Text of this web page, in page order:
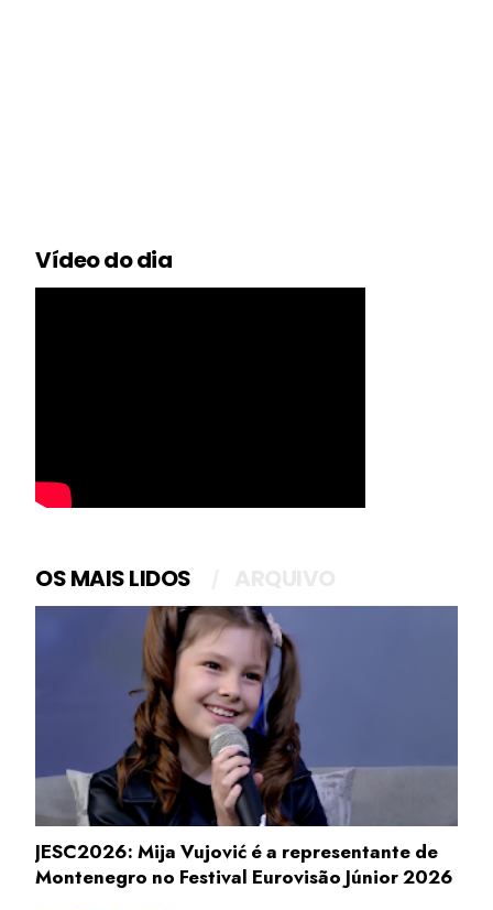
Vídeo do dia
OS MAIS LIDOS
JESC2026: Mija Vujović é a representante de
Montenegro no Festival Eurovisão Júnior 2026